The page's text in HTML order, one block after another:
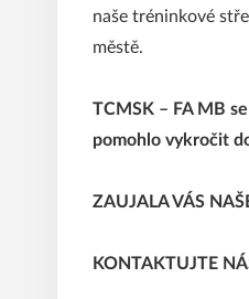
naše tréninkové
městě.
TCMSK – FA MB
pomohlo vykročit
ZAUJALA VÁS
KONTAKTUJTE